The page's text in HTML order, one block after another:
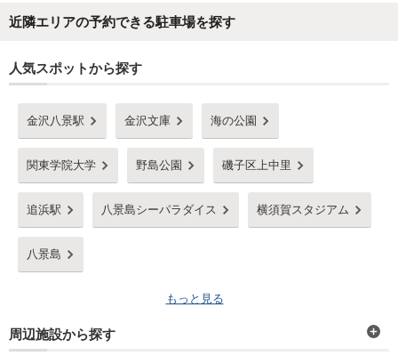
近隣エリアの予約できる駐車場を探す
人気スポットから探す
金沢八景駅 金沢文庫 海の公園
関東学院大学 野島公園 磯子区上中里
追浜駅 八景島シーパラダイス 横須賀スタジアム
八景島
もっと見る
周辺施設から探す